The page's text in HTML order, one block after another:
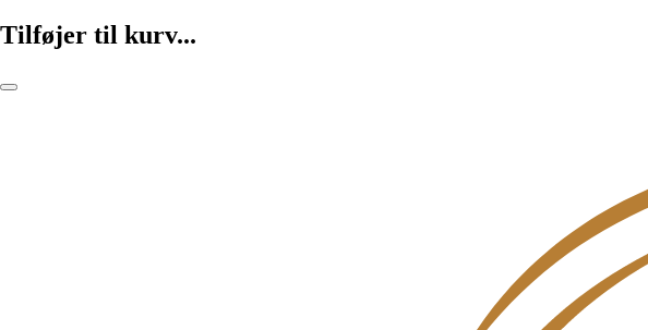
Tilføjer til kurv...